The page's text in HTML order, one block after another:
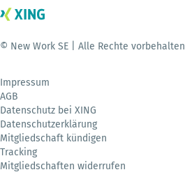
© New Work SE | Alle Rechte vorbehalten
Impressum
AGB
Datenschutz bei XING
Datenschutzerklärung
Mitgliedschaft kündigen
Tracking
Mitgliedschaften widerrufen